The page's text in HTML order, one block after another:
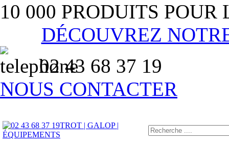
10 000 PRODUITS
DÉCOUVREZ
02 43 68 37 19
NOUS CONTACTER
TROT | GALOP |
ÉQUIPEMENTS